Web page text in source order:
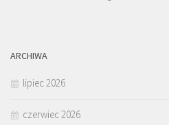
ARCHIWA
lipiec 2026
czerwiec 2026